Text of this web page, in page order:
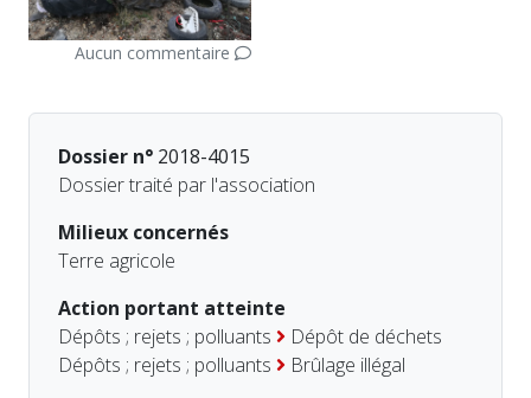
Aucun commentaire
Dossier n° 2018-4015
Dossier traité par l'association
Milieux concernés
Terre agricole
Action portant atteinte
Dépôts ; rejets ; polluants
Dépôt de déchets
Dépôts ; rejets ; polluants
Brûlage illégal